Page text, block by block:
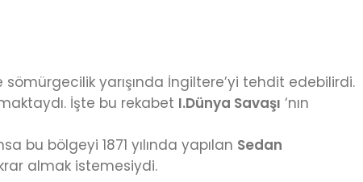
yarışında İngiltere’yi tehdit edebilirdi.
İşte bu rekabet I.Dünya Savaşı ‘nın
bu bölgeyi 1871 yılında yapılan Sedan
almak istemesiydi.